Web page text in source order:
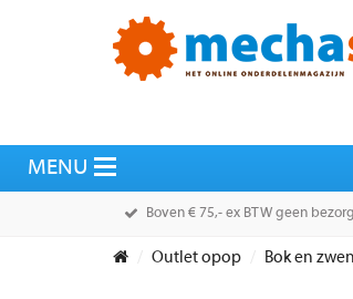
Boven € 75,- ex BTW geen
Outlet opop Bok en